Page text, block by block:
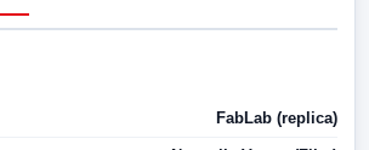
FabLab (replica)